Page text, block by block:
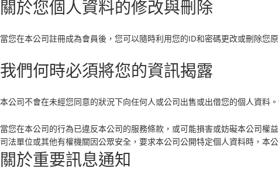
關於您個人資料的修改與刪除
當您在本公司註冊成為會員後，您可以隨時利用您的ID和密碼更改或刪除您
我們何時必須將您的資訊揭露
本公司不會在未經您同意的狀況下向任何人或公司出售或出借您的個人資料
當您在本公司的行為已違反本公司的服務條款，或可能損害或妨礙本公司權
司法單位或其他有權機關因公眾安全，要求本公司公開特定個人資料時，本
關於重要訊息通知